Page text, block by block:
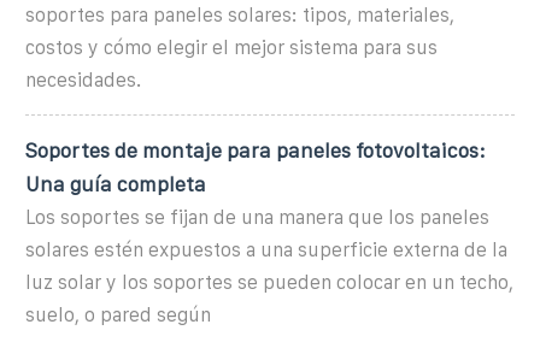
soportes para paneles solares: tipos, materiales,
costos y cómo elegir el mejor sistema para sus
necesidades.
Soportes de montaje para paneles fotovoltaicos:
Una guía completa
Los soportes se fijan de una manera que los paneles
solares estén expuestos a una superficie externa de la
luz solar y los soportes se pueden colocar en un techo,
suelo, o pared según